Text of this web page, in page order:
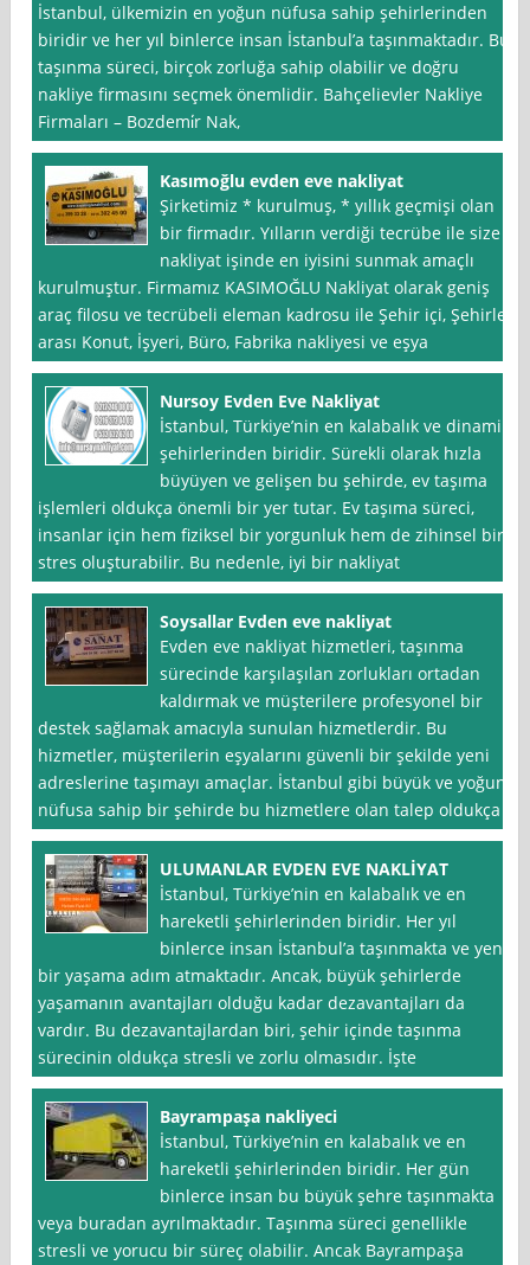
İstanbul, ülkemizin en yoğun nüfusa sahip şehirlerinden
biridir ve her yıl binlerce insan İstanbul’a taşınmaktadır. Bu
taşınma süreci, birçok zorluğa sahip olabilir ve doğru
nakliye firmasını seçmek önemlidir. Bahçelievler Nakliye
Firmaları – Bozdemi̇r Nak,
Kasımoğlu evden eve nakliyat
Şirketimiz * kurulmuş, * yıllık geçmişi olan
bir firmadır. Yılların verdiği tecrübe ile size
nakliyat işinde en iyisini sunmak amaçlı
kurulmuştur. Firmamız KASIMOĞLU Nakliyat olarak geniş
araç filosu ve tecrübeli eleman kadrosu ile Şehir içi, Şehirler
arası Konut, İşyeri, Büro, Fabrika nakliyesi ve eşya
Nursoy Evden Eve Nakliyat
İstanbul, Türkiye’nin en kalabalık ve dinamik
şehirlerinden biridir. Sürekli olarak hızla
büyüyen ve gelişen bu şehirde, ev taşıma
işlemleri oldukça önemli bir yer tutar. Ev taşıma süreci,
insanlar için hem fiziksel bir yorgunluk hem de zihinsel bir
stres oluşturabilir. Bu nedenle, iyi bir nakliyat
Soysallar Evden eve nakliyat
Evden eve nakliyat hizmetleri, taşınma
sürecinde karşılaşılan zorlukları ortadan
kaldırmak ve müşterilere profesyonel bir
destek sağlamak amacıyla sunulan hizmetlerdir. Bu
hizmetler, müşterilerin eşyalarını güvenli bir şekilde yeni
adreslerine taşımayı amaçlar. İstanbul gibi büyük ve yoğun
nüfusa sahip bir şehirde bu hizmetlere olan talep oldukça
ULUMANLAR EVDEN EVE NAKLİYAT
İstanbul, Türkiye’nin en kalabalık ve en
hareketli şehirlerinden biridir. Her yıl
binlerce insan İstanbul’a taşınmakta ve yeni
bir yaşama adım atmaktadır. Ancak, büyük şehirlerde
yaşamanın avantajları olduğu kadar dezavantajları da
vardır. Bu dezavantajlardan biri, şehir içinde taşınma
sürecinin oldukça stresli ve zorlu olmasıdır. İşte
Bayrampaşa nakliyeci
İstanbul, Türkiye’nin en kalabalık ve en
hareketli şehirlerinden biridir. Her gün
binlerce insan bu büyük şehre taşınmakta
veya buradan ayrılmaktadır. Taşınma süreci genellikle
stresli ve yorucu bir süreç olabilir. Ancak Bayrampaşa